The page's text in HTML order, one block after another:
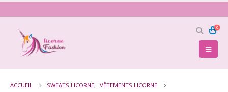
0
ACCUEIL SWEATS LICORNE, VÊTEMENTS LICORNE